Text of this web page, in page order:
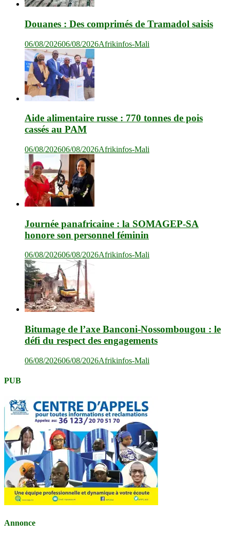
Douanes : Des comprimés de Tramadol saisis
06/08/202606/08/2026Afrikinfos-Mali
Aide alimentaire russe : 770 tonnes de pois
cassés au PAM
06/08/202606/08/2026Afrikinfos-Mali
Journée panafricaine : la SOMAGEP-SA
honore son personnel féminin
06/08/202606/08/2026Afrikinfos-Mali
Bitumage de l’axe Banconi-Nossombougou : le
défi du respect des engagements
06/08/202606/08/2026Afrikinfos-Mali
PUB
Annonce